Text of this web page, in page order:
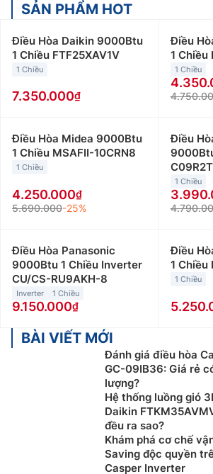
SẢN PHẨM HOT
Điều Hòa Daikin 9000Btu
1 Chiều FTF25XAV1V
1 Chiều
7.350.000
Điều
1 Chiều
1 Chiều
Điều Hòa Midea 9000Btu
1 Chiều MSAFII-10CRN8
1 Chiều
4.250.000
5.690.000-25%
Điều
1 Chiều
Điều Hòa Panasonic
9000Btu 1 Chiều Inverter
CU/CS-RU9AKH-8
Inverter 1 Chiều
9.150.000
Điều
1 Chiều
1 Chiều
BÀI VIẾT MỚI
Đánh giá điều hòa
GC-09IB36: Giá rẻ
lượng?
Hệ thống luồng gió
Daikin
đều ra sao?
Khám phá cơ chế
Saving độc quyền
Casper Inverter